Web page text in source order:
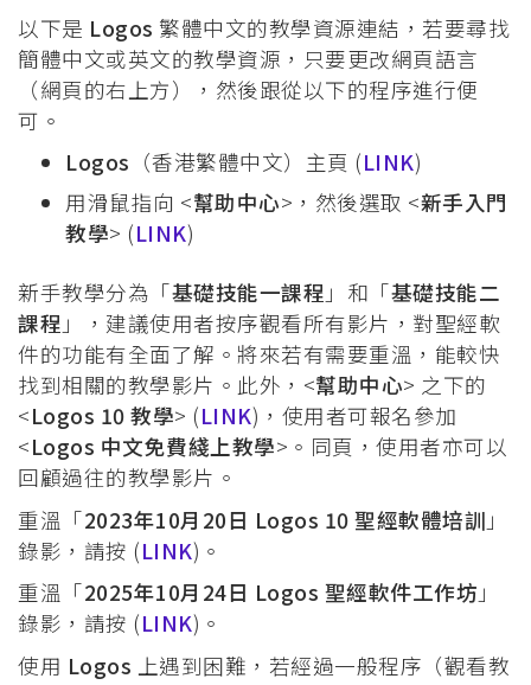
以下是 Logos 繁體中文的教學資源連結，若要尋找
簡體中文或英文的教學資源，只要更改網頁語言
（網頁的右上方），然後跟從以下的程序進行便
可。
Logos （香港繁體中文）主頁 (LINK)
用滑鼠指向 <幫助中心>，然後選取 <新手入門
教學> (LINK)
新手教學分為「基礎技能一課程 」和「基礎技能二
課程 」，建議使用者按序觀看所有影片，對聖經軟
件的功能有全面了解。將來若有需要重溫，能較快
找到相關的教學影片。此外，<幫助中心> 之下的
<Logos 10 教學> (LINK)，使用者可報名參加
<Logos 中文免費綫上教學>。同頁，使用者亦可以
回顧過往的教學影片。
重溫「2023年10月20日 Logos 10 聖經軟體培訓 」
錄影，請按 (LINK)。
重溫「2025年10月24日 Logos 聖經軟件工作坊 」
錄影，請按 (LINK)。
使用 Logos 上遇到困難，若經過一般程序（觀看教